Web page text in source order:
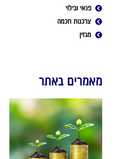
פנאי ובילוי
צרכנות חכמה
מגזין
מאמרים באתר